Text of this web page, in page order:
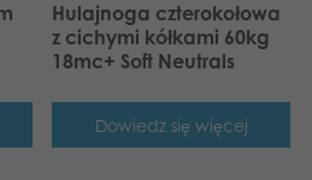
Hulajnoga czterokołowa
z cichymi kółkami 60kg
18mc+ Soft Neutrals
Dowiedz się więcej